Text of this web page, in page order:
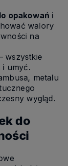
opakowań i
walory
na
wszystkie
i umyć.
metalu
wygląd.
do